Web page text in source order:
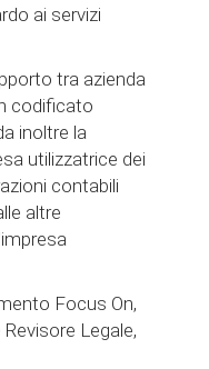
ai servizi
tra azienda
codificato
inoltre la
utilizzatrice dei
contabili
altre
Focus On,
Legale,